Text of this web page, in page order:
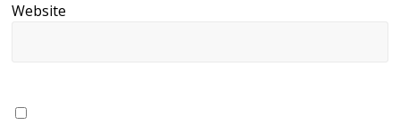
Website